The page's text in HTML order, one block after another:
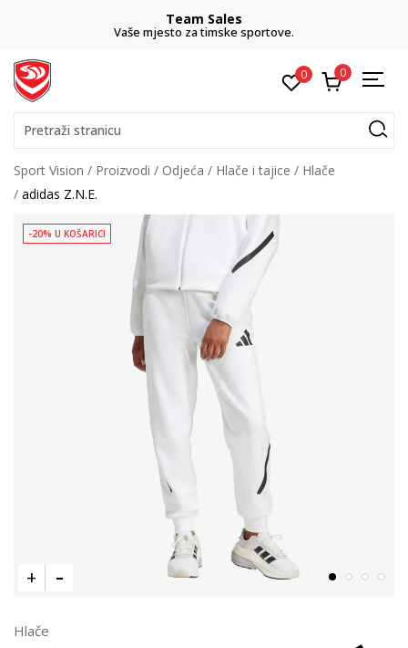
Team Sales
Vaše mjesto za timske sportove.
0 0
Pretraži stranicu
Sport Vision Proizvodi Odjeća Hlače i tajice
Hlače
adidas Z.N.E.
-20% U KOŠARICI
Hlače